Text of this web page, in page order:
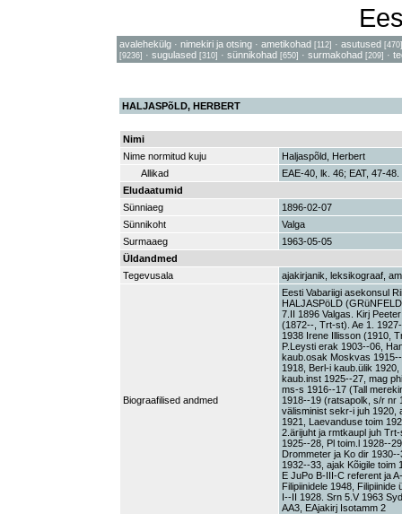
avalehekülg · nimekiri ja otsing · ametikohad [112] · asutused [470]
[9236] · sugulased [310] · sünnikohad [650] · surmakohad [209] ·
HALJASPõLD, HERBERT
Nimi
Nime normitud kuju
Haljaspõld, Herbert
Allikad
EAE-40, lk. 46; EAT, 47-48.
Eludaatumid
Sünniaeg
1896-02-07
Sünnikoht
Valga
Surmaaeg
1963-05-05
Üldandmed
Tegevusala
ajakirjanik, leksikograaf,
Biograafilised andmed
Eesti Vabariigi asekonsul
HALJASPöLD
7.II 1896 Valgas. Kirj
(1872--, Trt-st). Ae 1.
1938 Irene Illisson (1910,
P.Leysti erak 1903--06,
kaub.osak Moskvas
1918, Berl-i kaub.ülik
kaub.inst 1925--27, mag
ms-s 1916--17 (Tall
1918--19 (ratsapolk, s/r nr
välisminist sekr-i juh 1920,
1921, Laevanduse toim
2.ärijuht ja rmtkaupl juh
1925--28, Pl toim.l 1928--
Drommeter ja Ko dir
1932--33, ajak Kõigile toim
E JuPo B-III-C referent ja
Filipiinidele 1948,
I--II 1928. Srn 5.V 1963
AA3, EAjakirj Isotamm 2